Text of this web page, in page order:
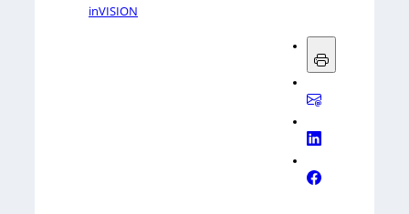
inVISION